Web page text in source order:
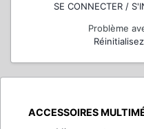
SE CONNECTER /
Problème
ACCESSOIRES